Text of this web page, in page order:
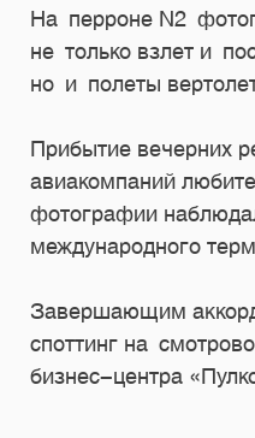
На перроне N2
не только взлет и
но и полеты
Прибытие вечерних
авиакомпаний
фотографии
международного
Завершающим
споттинг на
бизнес-центра